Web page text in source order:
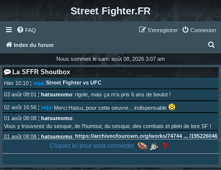
Street Fighter.FR
FAQ Connexion
S’enregistrer
Index du forum
c
e
Nous sommes le sam. août 08, 2026 3:07 am
La SFFR Shoutbox
Hier 10:10 ¦ veja: Street Fighter vs UFC
03 août 08:01 ¦ hatsumomo: rigole, mais ça m'a pris 6 ans de boulot !
02 août 16:56 ¦ veja: Merci Hatsu, pour cette oeuvre... indispensable
01 août 08:08 ¦ hatsumomo:
Vous y trouverez du sesque, de l'humour, du sesque, des combats et plein de lore SF !
01 août 08:08 ¦ hatsumomo: https://archiveofourown.org/works/74744 ... /195226046
hatsumomo :
Aujourd'hui, c'est le yaoi day. Pour la peine je reposte ma dernière fic.
30 juil. 07:22¦hatsumomo:
Cliquez ici pour vous connecter